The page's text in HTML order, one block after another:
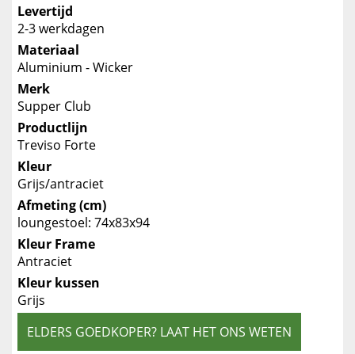
Levertijd
2-3 werkdagen
Materiaal
Aluminium - Wicker
Merk
Supper Club
Productlijn
Treviso Forte
Kleur
Grijs/antraciet
Afmeting (cm)
loungestoel: 74x83x94
Kleur Frame
Antraciet
Kleur kussen
Grijs
ELDERS GOEDKOPER? LAAT HET ONS WETEN